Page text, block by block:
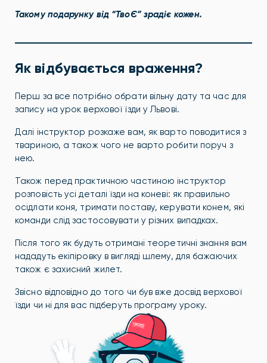
Такому подарунку від “ТвоЄ” зрадіє кожен.
Як відбувається враження?
Перш за все потрібно обрати вільну дату та час для
запису на урок верхової їзди у Львові.
Далі інструктор розкаже вам, як варто поводитися з
твариною, а також чого не варто робити поруч з
нею.
Також перед практичною частиною інструктор
розповість усі деталі їзди на коневі: як правильно
осідлати коня, тримати поставу, керувати конем, які
команди слід застосовувати у різних випадках.
Після того як будуть отримані теоретичні знання вам
нададуть екіпіровку в вигляді шлему, для бажаючих
також є захисний жилет.
Звісно відповідно до того чи був вже досвід верхової
їзди чи ні для вас підберуть програму уроку.